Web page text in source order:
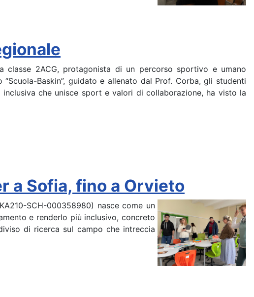
classe 2ACG, protagonista di un percorso sportivo e umano
Baskin”, guidato e allenato dal Prof. Corba, gli studenti
che unisce sport e valori di collaborazione, ha visto la
a Sofia, fino a Orvieto
SCH-000358980) nasce come un
e renderlo più inclusivo, concreto
di ricerca sul campo che intreccia